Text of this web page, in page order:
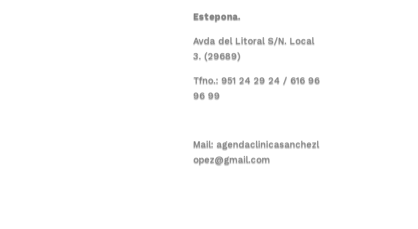
Estepona.
Avda del Litoral S/N. Local
3. (29689)
Tfno.: 951 24 29 24 / 616 96
96 99
Mail: agendaclinicasanchezl
opez@gmail.com